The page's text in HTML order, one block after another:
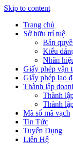
Skip to content
Trang chủ
Sở hữu trí tuệ
Bản
Kiểu
Nhãn
Giấy phép vận
Giấy phép lao
Thành lập
Thành
Thành
Mã số mã vạch
Tin Tức
Tuyển Dụng
Liên Hệ